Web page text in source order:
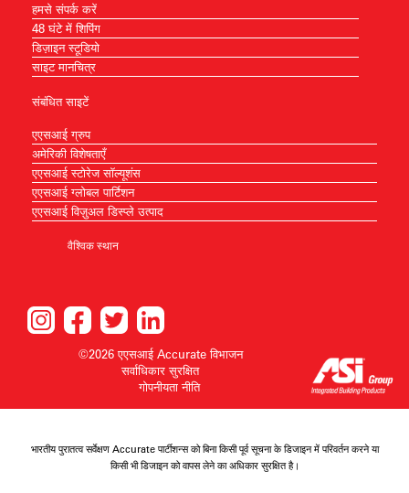
हमसे संपर्क करें
48 घंटे में शिपिंग
डिज़ाइन स्टूडियो
साइट मानचित्र
संबंधित साइटें
एएसआई ग्रुप
अमेरिकी विशेषताएँ
एएसआई स्टोरेज सॉल्यूशंस
एएसआई ग्लोबल पार्टिशन
एएसआई विज़ुअल डिस्प्ले उत्पाद
वैश्विक स्थान
©2026 एएसआई Accurate विभाजन
सर्वाधिकार सुरक्षित
गोपनीयता नीति
भारतीय पुरातत्व सर्वेक्षण Accurate पार्टीशन्स को बिना किसी पूर्व सूचना के डिजाइन में परिवर्तन करने या
किसी भी डिजाइन को वापस लेने का अधिकार सुरक्षित है।